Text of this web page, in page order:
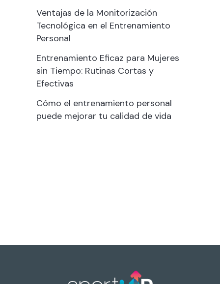
Ventajas de la Monitorización
Tecnológica en el Entrenamiento
Personal
Entrenamiento Eficaz para Mujeres
sin Tiempo: Rutinas Cortas y
Efectivas
Cómo el entrenamiento personal
puede mejorar tu calidad de vida